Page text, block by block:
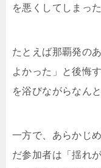
を悪くしてしまっ
たとえば那覇発の
よかった」と後悔
を浴びながらなん
一方で、あらかじ
だ参加者は「揺れ